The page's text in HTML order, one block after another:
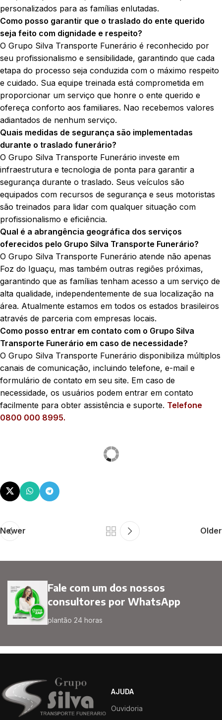
personalizados para as famílias enlutadas.
Como posso garantir que o traslado do ente querido
seja feito com dignidade e respeito?
O Grupo Silva Transporte Funerário é reconhecido por
seu profissionalismo e sensibilidade, garantindo que cada
etapa do processo seja conduzida com o máximo respeito
e cuidado. Sua equipe treinada está comprometida em
proporcionar um serviço que honre o ente querido e
ofereça conforto aos familiares. Nao recebemos valores
adiantados de nenhum serviço.
Quais medidas de segurança são implementadas
durante o traslado funerário?
O Grupo Silva Transporte Funerário investe em
infraestrutura e tecnologia de ponta para garantir a
segurança durante o traslado. Seus veículos são
equipados com recursos de segurança e seus motoristas
são treinados para lidar com qualquer situação com
profissionalismo e eficiência.
Qual é a abrangência geográfica dos serviços
oferecidos pelo Grupo Silva Transporte Funerário?
O Grupo Silva Transporte Funerário atende não apenas
Foz do Iguaçu, mas também outras regiões próximas,
garantindo que as famílias tenham acesso a um serviço de
alta qualidade, independentemente de sua localização na
área. Atualmente estamos em todos os estados brasileiros
através de parceria com empresas locais.
Como posso entrar em contato com o Grupo Silva
Transporte Funerário em caso de necessidade?
O Grupo Silva Transporte Funerário disponibiliza múltiplos
canais de comunicação, incluindo telefone, e-mail e
formulário de contato em seu site. Em caso de
necessidade, os usuários podem entrar em contato
facilmente para obter assistência e suporte. Telefone
0800 000 8995.
Newer Older
Fale com um dos nossos
consultores por WhatsApp
plantão 24 horas
AJUDA
Ouvidoria